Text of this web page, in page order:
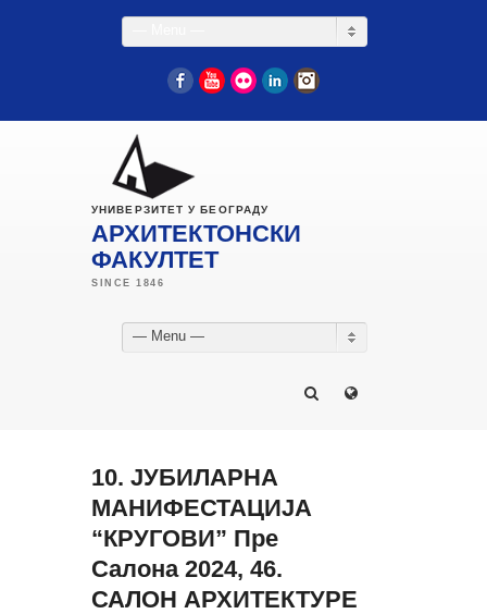
FacebookYouTube
Flickr LinkedIn
УНИВЕРЗИТЕТ У БЕОГРАДУ
АРХИТЕКТОНСКИ
ФАКУЛТЕТ
— Menu —
10. ЈУБИЛАРНА
МАНИФЕСТАЦИЈА
“КРУГОВИ” Пре
Салона 2024, 46.
САЛОН АРХИТЕКТУРЕ